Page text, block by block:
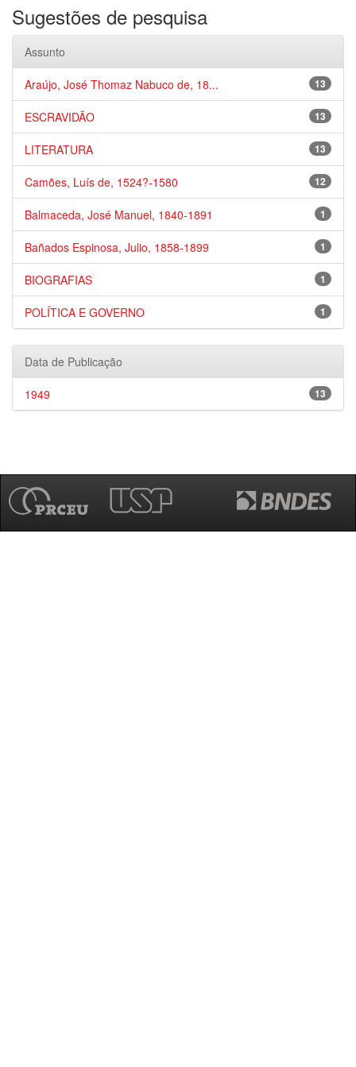
Sugestões de pesquisa
Assunto
13
Araújo, José Thomaz Nabuco de, 18...
13
ESCRAVIDÃO
13
LITERATURA
12
Camões, Luís de, 1524?-1580
1
Balmaceda, José Manuel, 1840-1891
1
Bañados Espinosa, Julio, 1858-1899
1
BIOGRAFIAS
1
POLÍTICA E GOVERNO
Data de Publicação
13
1949